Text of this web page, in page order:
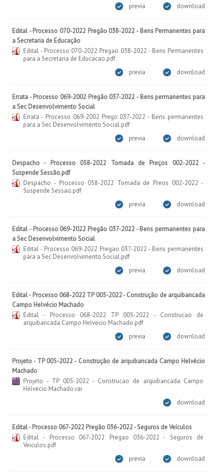
download
previa
Edital - Processo 070-2022 Pregão 038-2022 - Bens Permanentes para
a Secretaria de Educação
Edital - Processo 070-2022 Pregao 038-2022 - Bens Permanentes
para a Secretaria de Educacao.pdf
download
previa
Errata - Processo 069-2002 Pregão 037-2022 - Bens permanentes para
a Sec Desenvolvimento Social
Errata - Processo 069-2002 Prego 037-2022 - Bens permanentes
para a Sec Desenvolvimento Social.pdf
download
previa
Despacho - Processo 058-2022 Tomada de Preços 002-2022 -
Suspende Sessão.pdf
Despacho - Processo 058-2022 Tomada de Preos 002-2022 -
Suspende Sessao.pdf
download
previa
Edital - Processo 069-2022 Pregão 037-2022 - Bens permanentes para
a Sec Desenvolvimento Social
Edital - Processo 069-2022 Pregao 037-2022 - Bens permanentes
para a Sec Desenvolvimento Social.pdf
download
previa
Edital - Processo 068-2022 TP 005-2022 - Construção de arquibancada
Campo Helvécio Machado
Edital - Processo 068-2022 TP 005-2022 - Construcao de
arquibancada Campo Helvecio Machado.pdf
download
previa
Projeto - TP 005-2022 - Construção de arquibancada Campo Helvécio
Machado
Projeto - TP 005-2022 - Construcao de arquibancada Campo
Helvecio Machado.rar
download
Edital - Processo 067-2022 Pregão 036-2022 - Seguros de Veículos
Edital - Processo 067-2022 Pregao 036-2022 - Seguros de
Veiculos.pdf
download
previa